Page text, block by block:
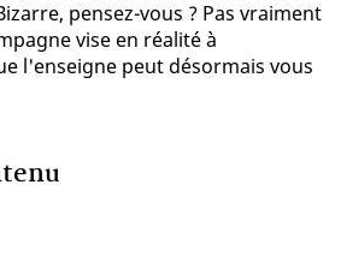
pensez-vous ? Pas vraiment
vise en réalité à
l'enseigne peut désormais vous